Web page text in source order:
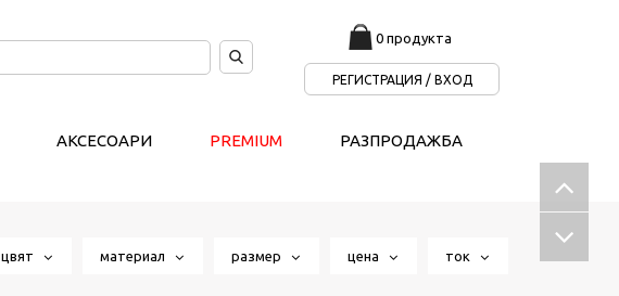
0 продукта
РЕГИСТРАЦИЯ / ВХОД
АКСЕСОАРИ PREMIUM РАЗПРОДАЖБА
цвят материал размер цена ток